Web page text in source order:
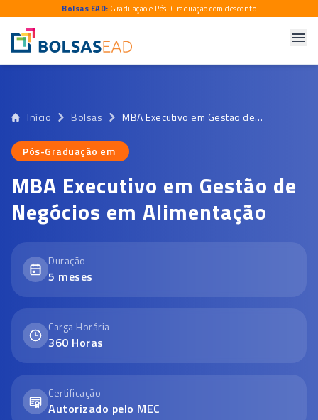
Bolsas EAD: Graduação e Pós-Graduação com desconto
Início Bolsas MBA Executivo em Gestão de Negócios em Alimentação
Pós-Graduação em
Pós-Graduação em
MBA Executivo em Gestão de
Negócios em Alimentação
Duração
5 meses
Carga Horária
360 Horas
Certificação
Autorizado pelo MEC